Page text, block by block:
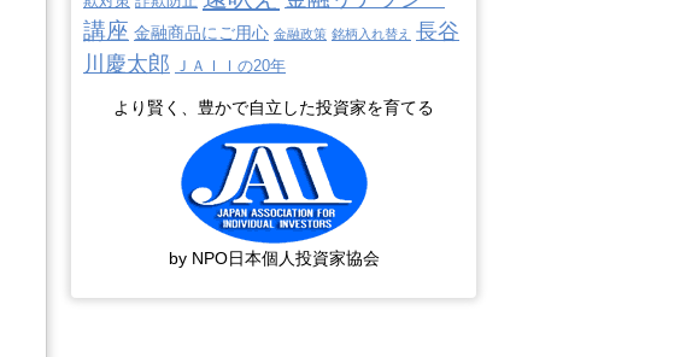
講座 金融商品にご用心 金融政策 銘柄入れ替え
長谷
川慶太郎 ＪＡＩＩの20年
より賢く、豊かで自立した投資家を育てる
by NPO日本個人投資家協会